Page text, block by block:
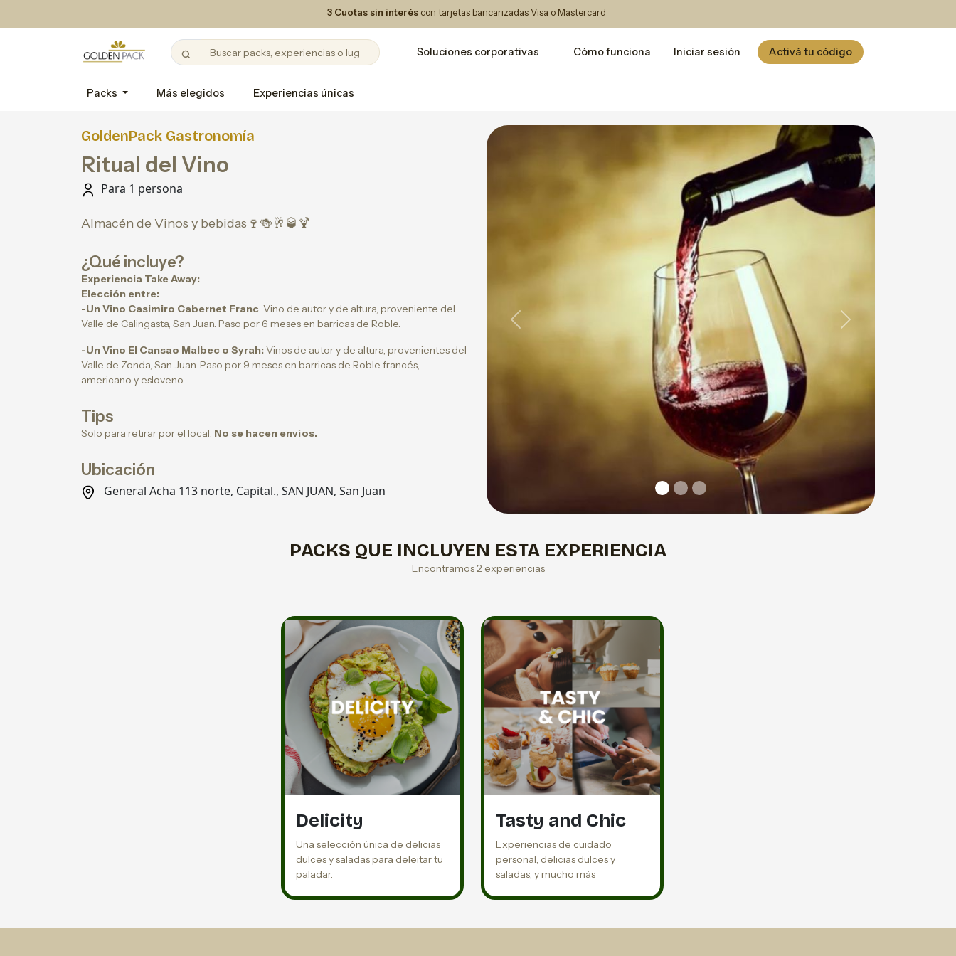
3 Cuotas sin interés con tarjetas bancarizadas Visa o Mastercard
Soluciones corporativas Cómo funciona Iniciar sesión Activá tu código
Packs Más elegidos Experiencias únicas
GoldenPack Gastronomía
Ritual del Vino
Para 1 persona
Almacén de Vinos y bebidas🍷🍻🥂🥃🍹
¿Qué incluye?
Experiencia Take Away:
Elección entre:
-Un Vino Casimiro Cabernet Franc. Vino de autor y de altura, proveniente del
Valle de Calingasta, San Juan. Paso por 6 meses en barricas de Roble.
-Un Vino El Cansao Malbec o Syrah:Vinos de autor y de altura, provenientes del
Valle de Zonda, San Juan. Paso por 9 meses en barricas de Roble francés,
americano y esloveno.
Tips
Solo para retirar por el local. No se hacen envíos.
Ubicación
General Acha 113 norte, Capital., SAN JUAN, San Juan
Previous Next
PACKS QUE INCLUYEN ESTA EXPERIENCIA
Encontramos 2 experiencias
Delicity
Una selección única de delicias
dulces y saladas para deleitar tu
paladar.
Tasty and Chic
Experiencias de cuidado
personal, delicias dulces y
saladas, y mucho más